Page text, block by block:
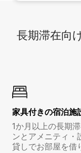
長期滞在向
家具付き⁠の宿⁠泊⁠施⁠
1か月以上の長期
ンとアメニティ・
貸しでお部屋を借